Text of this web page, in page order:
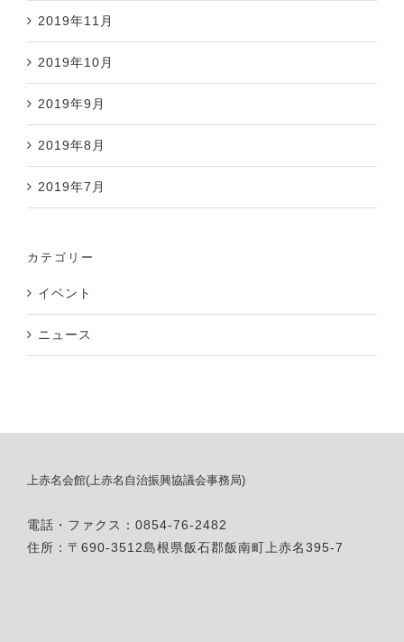
2019年11月
2019年10月
2019年9月
2019年8月
2019年7月
カテゴリー
イベント
ニュース
上赤名会館(上赤名自治振興協議会事務局)
電話・ファクス：0854-76-2482
住所：〒690-3512島根県飯石郡飯南町上赤名395-7